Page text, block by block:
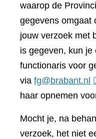
waarop de
gegevens omgaat
jouw verzoek met
is gegeven, kun
functionaris voor
via fg@brabant.nl
haar opnemen
Mocht je, na
verzoek, het niet